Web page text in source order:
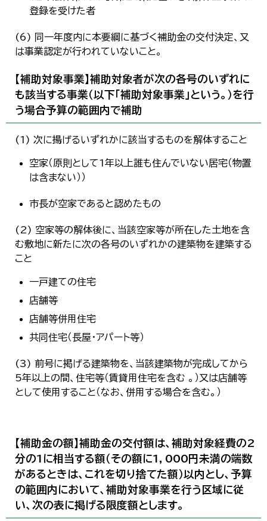
登録を受けた者
(6) 同一年度内に本要綱に基づく補助金の交付決定、又
は事業認定が行われていないこと。
【補助対象事業】補助対象者が次の各号のいずれに
も該当する事業（以下「補助対象事業」という。）を行
う場合予算の範囲内で補助
(1) 次に揚げるいずれかに該当するものを解体すること
空家（原則として1年以上誰も住んでいない居宅（物置
は含まない））
市長が空家であると認めたもの
(2) 空家等の解体後に、当該空家等が所在した土地を含
む敷地に新たに次の各号のいずれかの建築物を建築する
こと
一戸建ての住宅
店舗等
店舗等併用住宅
共同住宅（長屋・アパート等）
(3) 前号に掲げる建築物を、当該建築物が完成してから
5年以上の間、住宅等（賃貸用住宅を含む 。）又は店舗等
として使用すること（なお、併用する場合を含む。）
【補助金の額】補助金の交付額は、補助対象経費の2
分の1に相当する額（その額に1，000円未満の端数
があるときは、これを切り捨てた額）以内とし、予算
の範囲内において、補助対象事業を行う区域に従
い、次の表に掲げる限度額とします。